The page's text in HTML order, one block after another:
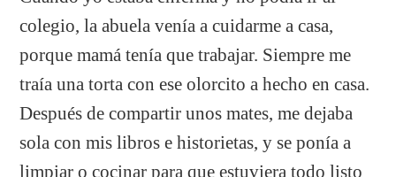
colegio, la abuela venía a cuidarme a casa,
porque mamá tenía que trabajar. Siempre me
traía una torta con ese olorcito a hecho en casa.
Después de compartir unos mates, me dejaba
sola con mis libros e historietas, y se ponía a
limpiar o cocinar para que estuviera todo listo